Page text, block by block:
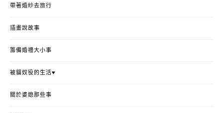
帶著婚紗去旅行
插畫說故事
籌備婚禮大小事
被貓奴役的生活♥
關於婆媳那些事